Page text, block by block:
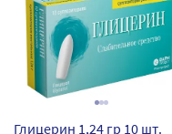
Глицерин 1,24 гр 10 шт.